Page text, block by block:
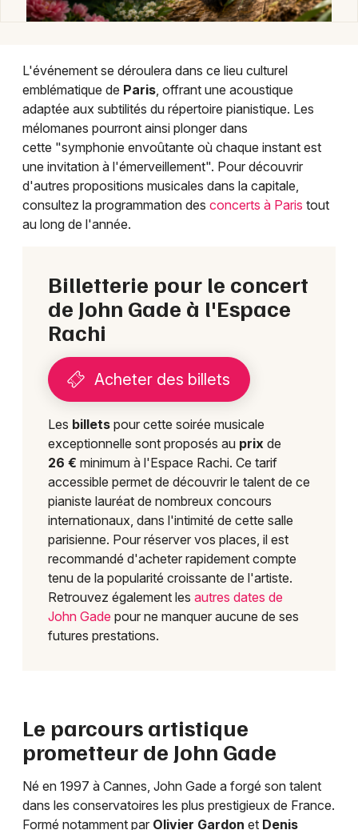
L'événement se déroulera dans ce lieu culturel
emblématique de Paris, offrant une acoustique
adaptée aux subtilités du répertoire pianistique. Les
mélomanes pourront ainsi plonger dans
cette "symphonie envoûtante où chaque instant est
une invitation à l'émerveillement". Pour découvrir
d'autres propositions musicales dans la capitale,
consultez la programmation des concerts à Paris tout
au long de l'année.
Billetterie pour le concert
de John Gade à l'Espace
Rachi
Acheter des billets
Les billets pour cette soirée musicale
exceptionnelle sont proposés au prix de
26 € minimum à l'Espace Rachi. Ce tarif
accessible permet de découvrir le talent de ce
pianiste lauréat de nombreux concours
internationaux, dans l'intimité de cette salle
parisienne. Pour réserver vos places, il est
recommandé d'acheter rapidement compte
tenu de la popularité croissante de l'artiste.
Retrouvez également les autres dates de
John Gade pour ne manquer aucune de ses
futures prestations.
Le parcours artistique
prometteur de John Gade
Né en 1997 à Cannes, John Gade a forgé son talent
dans les conservatoires les plus prestigieux de France.
Formé notamment par Olivier Gardon et Denis